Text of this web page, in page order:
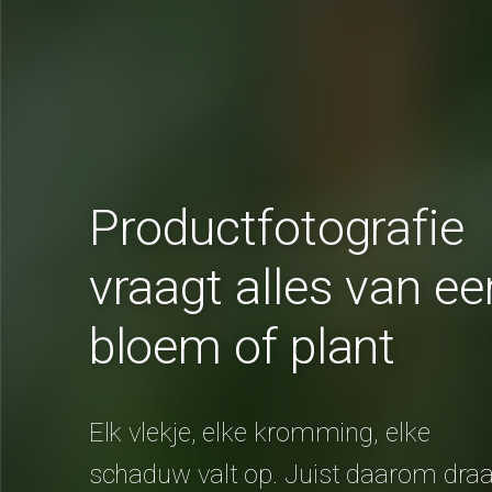
Productfotografie
vraagt alles van
bloem of plant
Elk vlekje, elke kromming, elke
schaduw valt op. Juist daarom